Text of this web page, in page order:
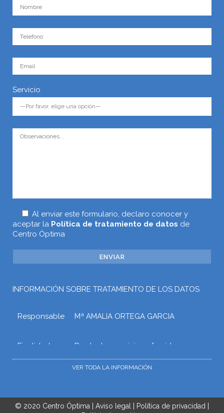
Servicio
Al enviar este formulario, declaro conocer y
aceptar la Política de tratamiento de datos de
Centro Óptima
INFORMACIÓN SOBRE TRATAMIENTO DE LOS DATOS
Responsable Mª AMALIA ORTEGA GARCIA
Finalidad
Prestar los servicios ofrecidos a
tipos de relaciones que puedan
solicitudes, gestiones o trámites que
el usuario realice mediante la web.
VER TODA LA INFORMACIÓN
© 2020 Centro Óptima Aviso legal Política de privacidad